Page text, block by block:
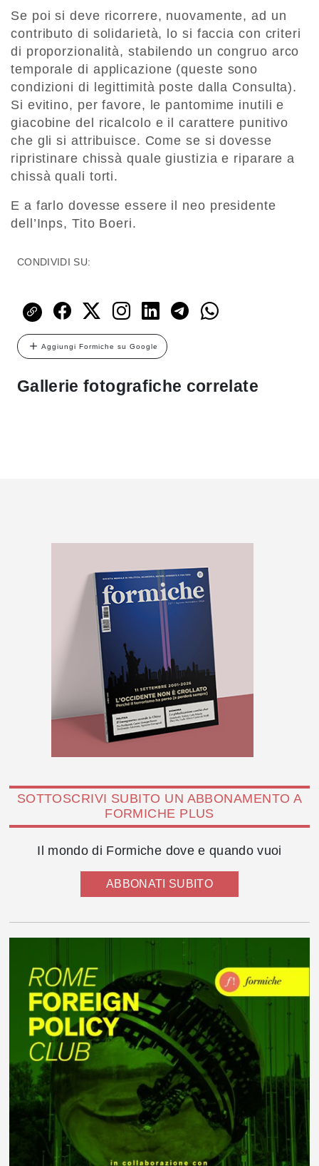
Se poi si deve ricorrere, nuovamente, ad un
contributo di solidarietà, lo si faccia con criteri
di proporzionalità, stabilendo un congruo arco
temporale di applicazione (queste sono
condizioni di legittimità poste dalla Consulta).
Si evitino, per favore, le pantomime inutili e
giacobine del ricalcolo e il carattere punitivo
che gli si attribuisce. Come se si dovesse
ripristinare chissà quale giustizia e riparare a
chissà quali torti.
E a farlo dovesse essere il neo presidente
dell’Inps, Tito Boeri.
CONDIVIDI SU:
Aggiungi Formiche su Google
Gallerie fotografiche correlate
SOTTOSCRIVI SUBITO UN ABBONAMENTO A
FORMICHE PLUS
Il mondo di Formiche dove e quando vuoi
ABBONATI SUBITO